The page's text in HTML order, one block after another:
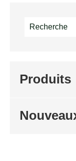
Produits